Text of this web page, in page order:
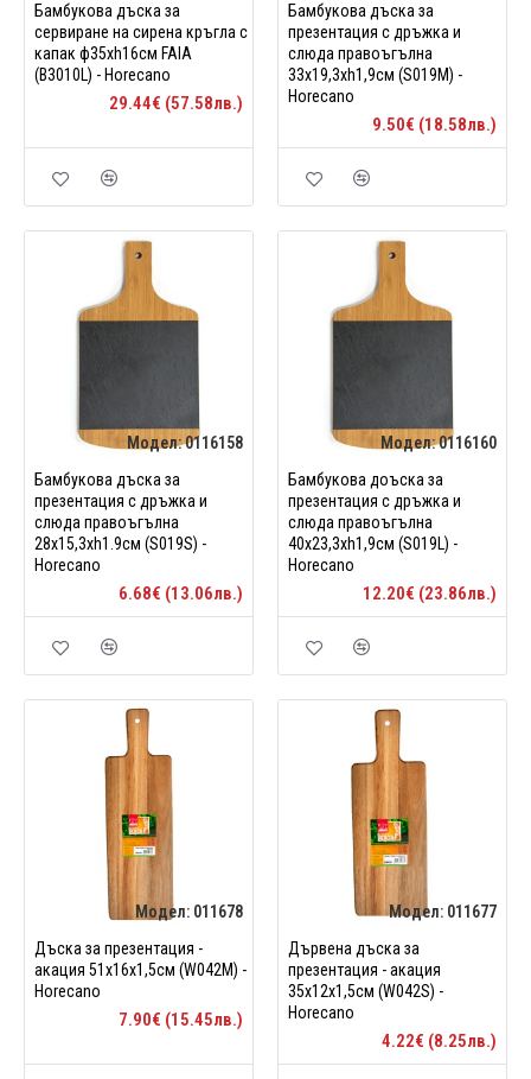
Бамбукова дъска за
сервиране на сирена кръгла с
капак ф35xh16см FAIA
(B3010L) - Horecano
29.44€ (57.58лв.)
Бамбукова дъска за
презентация с дръжка и
слюда правоъгълна
33x19,3xh1,9см (S019M) -
Horecano
9.50€ (18.58лв.)
Модел:0116158
Бамбукова дъска за
презентация с дръжка и
слюда правоъгълна
28x15,3xh1.9см (S019S) -
Horecano
6.68€ (13.06лв.)
Модел:0116160
Бамбукова дoъска за
презентация с дръжка и
слюда правоъгълна
40x23,3xh1,9см (S019L) -
Horecano
12.20€ (23.86лв.)
Модел: 011678
Дъска за презентация -
акация 51х16х1,5см (W042M) -
Horecano
7.90€ (15.45лв.)
Модел: 011677
Дървена дъска за
презентация - акация
35х12х1,5см (W042S) -
Horecano
4.22€ (8.25лв.)